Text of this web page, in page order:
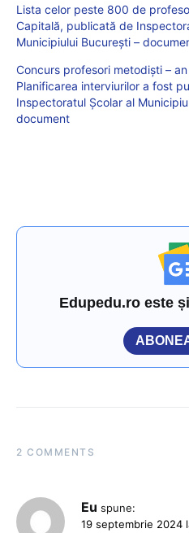
Lista celor peste 800 de
Capitală, publicată de
Municipiului București –
Concurs profesori metodiști –
Planificarea interviurilor a fost
Inspectoratul Școlar al
document
Edupedu.ro este
2 COMMENTS
Eu spune:
19 septembrie 2024